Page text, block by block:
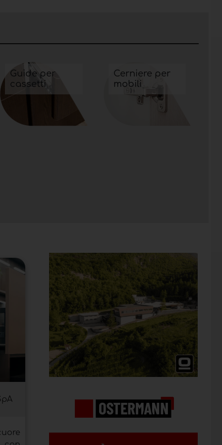
Guide per
cassetti
Cerniere per
mobili